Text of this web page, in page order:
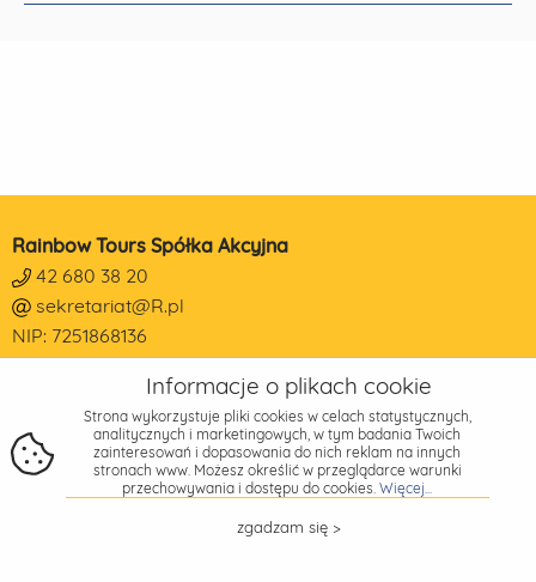
Rainbow Tours Spółka Akcyjna
42 680 38 20
sekretariat@R.pl
NIP: 7251868136
REGON: 473190014
KRS: 0000178650
Piotrkowska 270
Informacje o plikach cookie
Strona wykorzystuje pliki cookies w celach statystycznych,
analitycznych i marketingowych, w tym badania Twoich
zainteresowań i dopasowania do nich reklam na innych
stronach www. Możesz określić w przeglądarce warunki
przechowywania i dostępu do cookies.Więcej...
zgadzam się >